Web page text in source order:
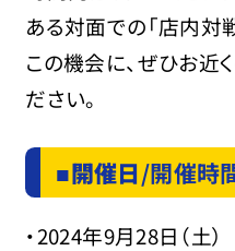
ある対面での「店内対
この機会に、ぜひお近
ださい。
■開催日/開催時
・2024年9月28日（土